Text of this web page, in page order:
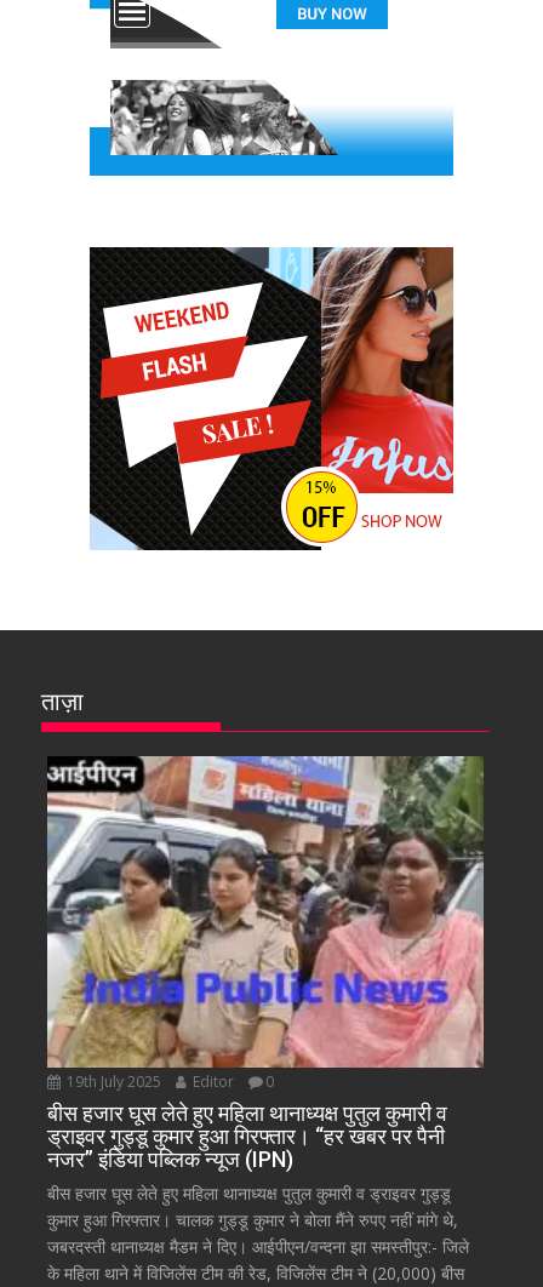
ताज़ा
19th July 2025 Editor 0
बीस हजार घूस लेते हुए महिला थानाध्यक्ष पुतुल कुमारी व
ड्राइवर गुड्डू कुमार हुआ गिरफ्तार। “हर खबर पर पैनी
नजर” इंडिया पब्लिक न्यूज (IPN)
बीस हजार घूस लेते हुए महिला थानाध्यक्ष पुतुल कुमारी व ड्राइवर गुड्डू
कुमार हुआ गिरफ्तार। चालक गुड्डू कुमार ने बोला मैंने रुपए नहीं मांगे थे,
जबरदस्ती थानाध्यक्ष मैडम ने दिए। आईपीएन/वन्दना झा समस्तीपुर:- जिले
के महिला थाने में विजिलेंस टीम की रेड, विजिलेंस टीम ने (20,000) बीस